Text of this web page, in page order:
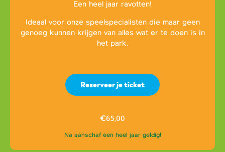
Een heel jaar ravotten!
Ideaal voor onze speelspecialisten die maar geen
genoeg kunnen krijgen van alles wat er te doen is in
het park.
Reserveer je ticket
€65,00
Na aanschaf een heel jaar geldig!